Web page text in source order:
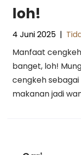
loh!
4 Juni 2025 |
Manfaat
banget, loh!
cengkeh
makanan jadi